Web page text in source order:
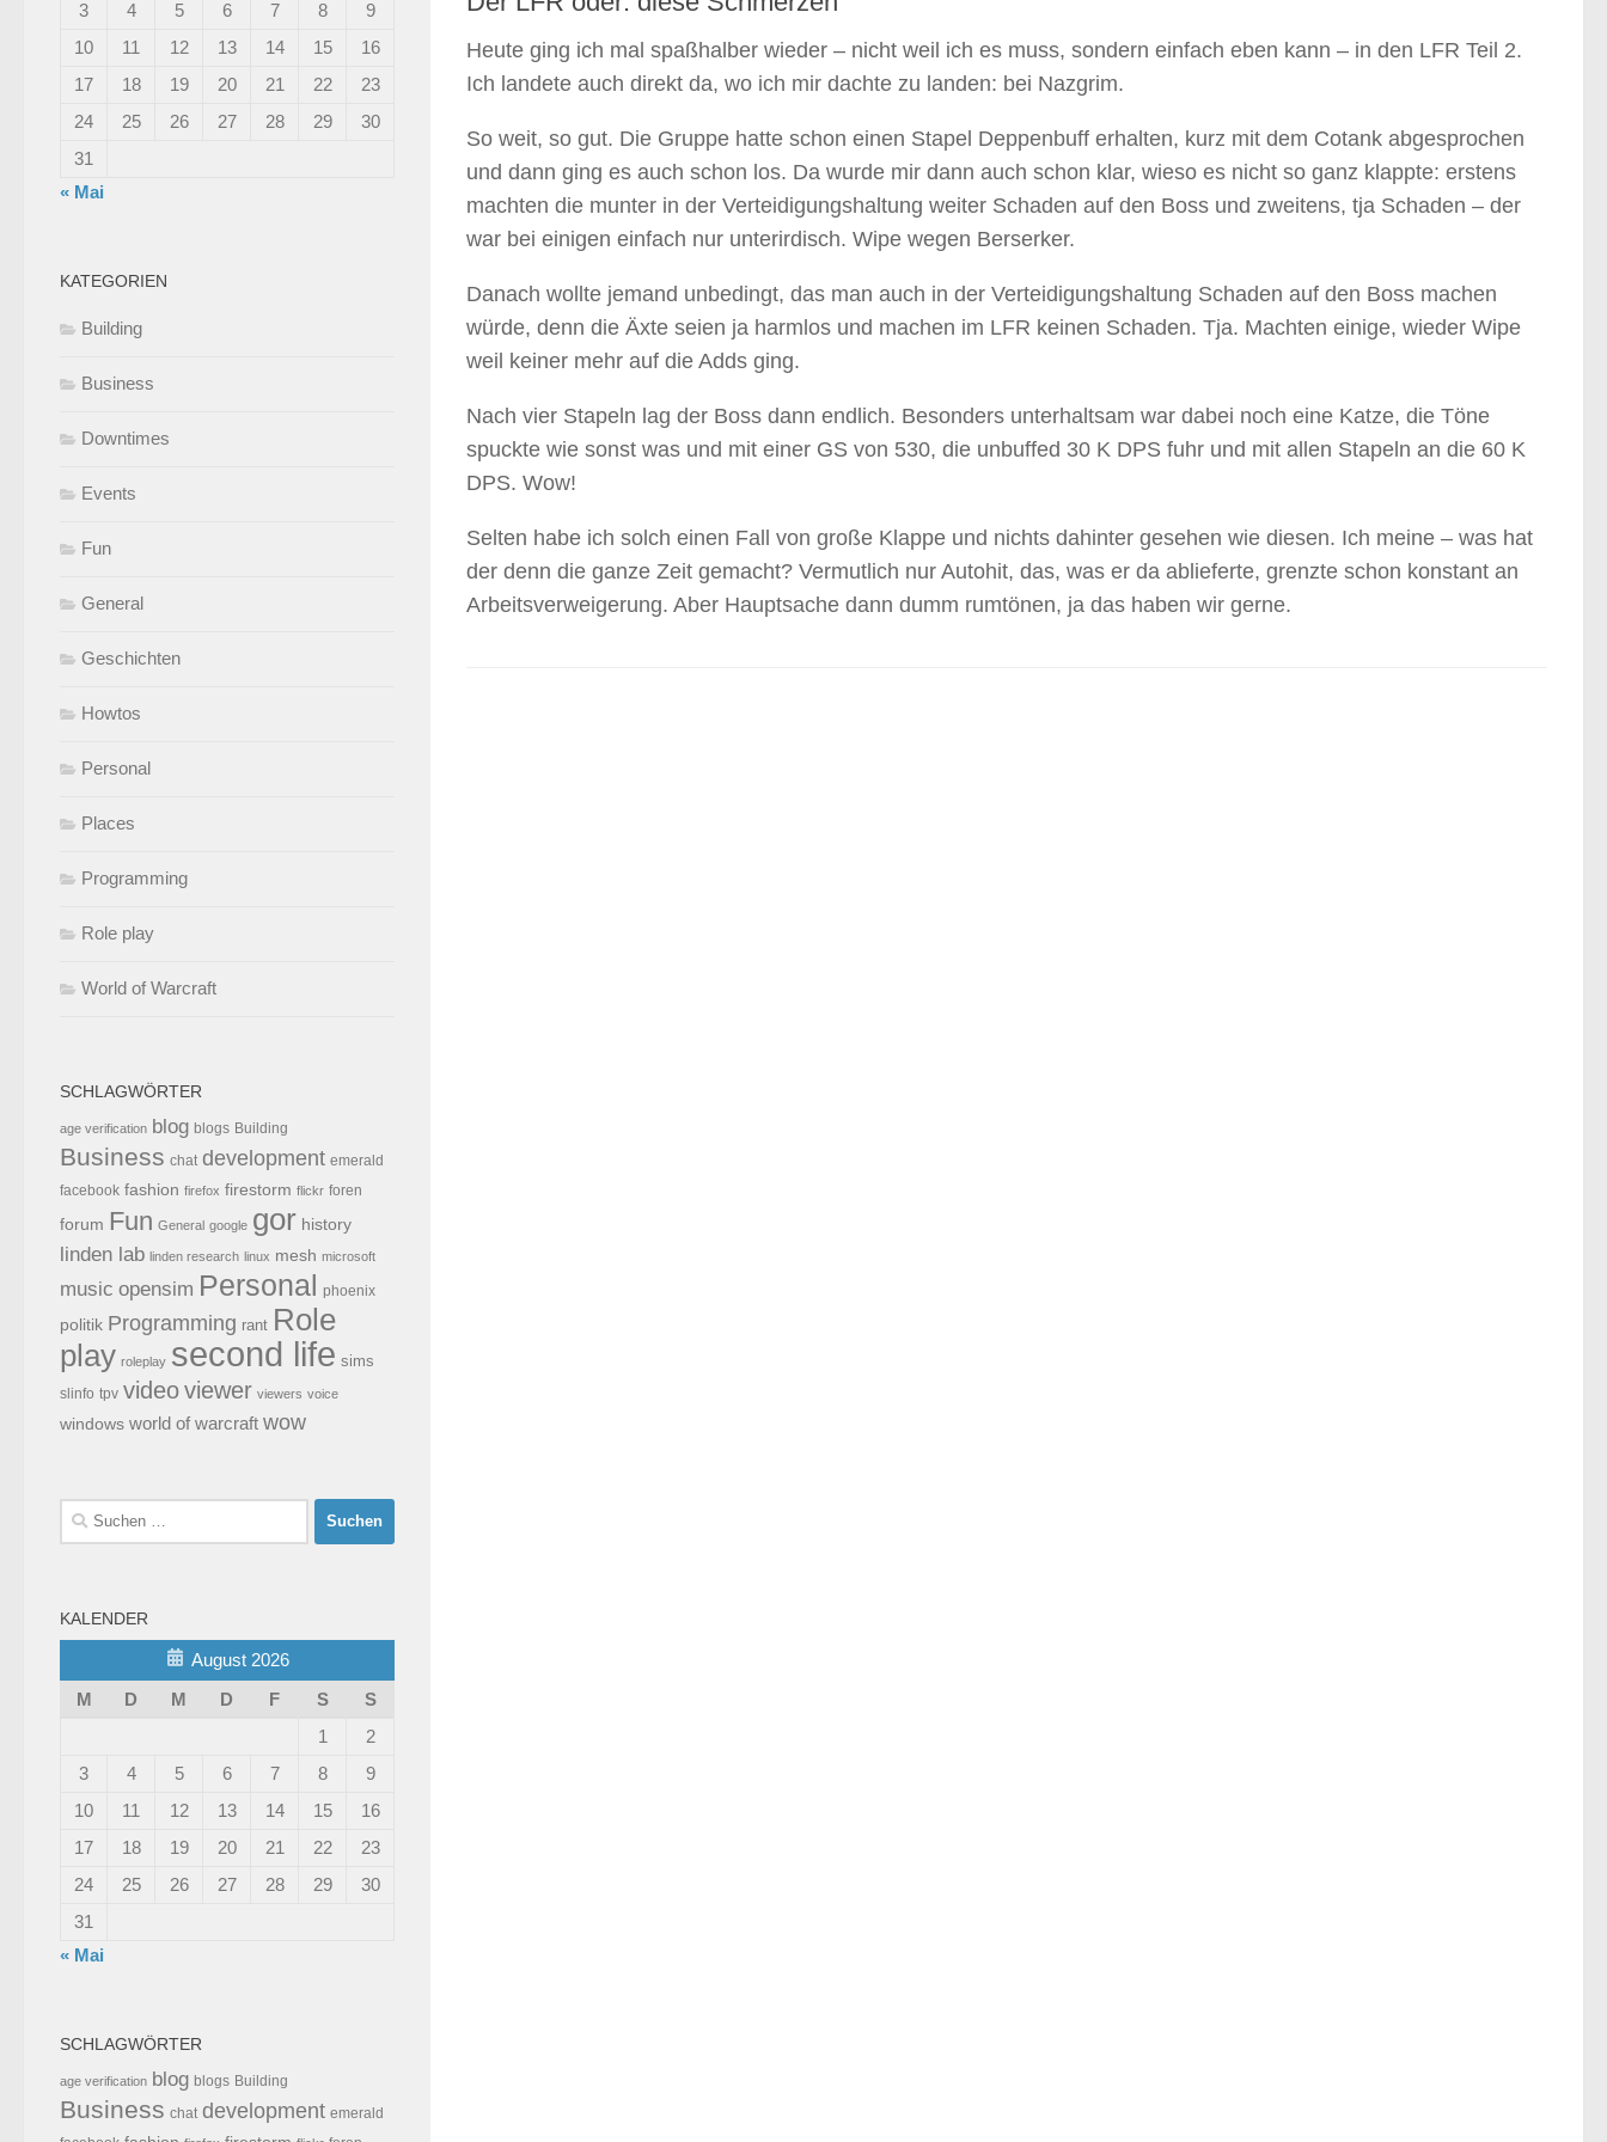
Heute ging ich mal spaßhalber wieder – nicht weil ich es muss, sondern einfach eben kann – in den LFR Teil 2.
Ich landete auch direkt da, wo ich mir dachte zu landen: bei Nazgrim.
So weit, so gut. Die Gruppe hatte schon einen Stapel Deppenbuff erhalten, kurz mit dem Cotank abgesprochen
und dann ging es auch schon los. Da wurde mir dann auch schon klar, wieso es nicht so ganz klappte: erstens
machten die munter in der Verteidigungshaltung weiter Schaden auf den Boss und zweitens, tja Schaden – der
war bei einigen einfach nur unterirdisch. Wipe wegen Berserker.
Danach wollte jemand unbedingt, das man auch in der Verteidigungshaltung Schaden auf den Boss machen
würde, denn die Äxte seien ja harmlos und machen im LFR keinen Schaden. Tja. Machten einige, wieder Wipe
weil keiner mehr auf die Adds ging.
Nach vier Stapeln lag der Boss dann endlich. Besonders unterhaltsam war dabei noch eine Katze, die Töne
spuckte wie sonst was und mit einer GS von 530, die unbuffed 30 K DPS fuhr und mit allen Stapeln an die 60 K
DPS. Wow!
Selten habe ich solch einen Fall von große Klappe und nichts dahinter gesehen wie diesen. Ich meine – was hat
der denn die ganze Zeit gemacht? Vermutlich nur Autohit, das, was er da ablieferte, grenzte schon konstant an
Arbeitsverweigerung. Aber Hauptsache dann dumm rumtönen, ja das haben wir gerne.
3
4 5 6 7 8
9
10
11 12 13 14 15
16
17
18 19 20 21 22
23
24
25 26 27 28 29
30
31
« Mai
KATEGORIEN
Building
Business
Downtimes
Events
Fun
General
Geschichten
Howtos
Personal
Places
Programming
Role play
World of Warcraft
SCHLAGWÖRTER
age verification blog blogs Building
Business chat development emerald
facebook fashion firefox firestorm flickr foren
forum Fun General google gor history
linden lab linden research linux mesh microsoft
music opensim Personal phoenix
politik Programming rant Role
play roleplay second life sims
slinfo tpv videoviewer viewers voice
windows world of warcraft wow
Suchen
nach:
KALENDER
August 2026
M
D M D F S
S
1
2
3
4 5 6 7 8
9
10
11 12 13 14 15
16
17
18 19 20 21 22
23
24
25 26 27 28 29
30
31
« Mai
SCHLAGWÖRTER
age verification blog blogs Building
Business chat development emerald